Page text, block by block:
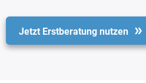
Jetzt Erstberatung nutzen